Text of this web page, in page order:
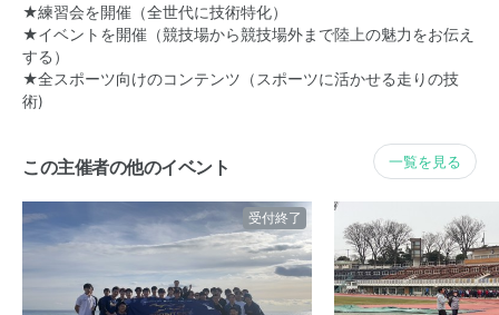
★練習会を開催（全世代に技術特化）
★イベントを開催（競技場から競技場外まで陸上の魅力をお伝え
する）
★全スポーツ向けのコンテンツ（スポーツに活かせる走りの技
術)
この主催者の他のイベント 一覧を見る
受付終了